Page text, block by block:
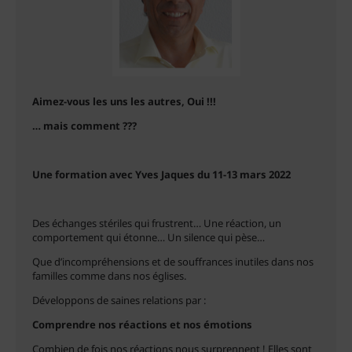
Aimez-vous les uns les autres, Oui !!!
… mais comment ???
Une formation avec Yves Jaques du 11-13 mars 2022
Des échanges stériles qui frustrent… Une réaction, un
comportement qui étonne… Un silence qui pèse…
Que d’incompréhensions et de souffrances inutiles dans nos
familles comme dans nos églises.
Développons de saines relations par :
Comprendre nos réactions et nos émotions
Combien de fois nos réactions nous surprennent ! Elles sont